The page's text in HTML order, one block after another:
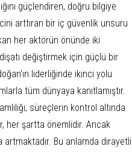
güçlendiren, doğru bilgiye
arttıran bir iç güvenlik unsuru
her aktörün önünde iki
değiştirmek için güçlü bir
liderliğinde ikinci yolu
tüm dünyaya kanıtlamıştır.
süreçlerin kontrol altında
her şartta önemlidir. Ancak
artmaktadır. Bu anlamda dirayetli